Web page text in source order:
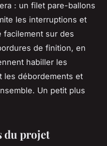
: un filet pare-ballons
les interruptions et
facilement sur des
de finition, en
habiller les
les débordements et
Un petit plus
du projet